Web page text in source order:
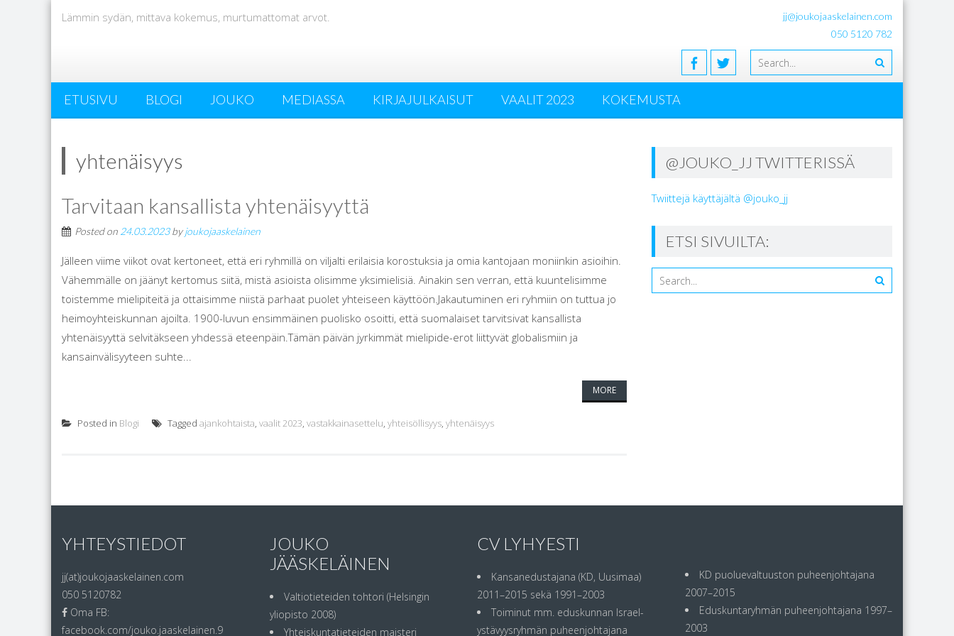
Lämmin sydän, mittava kokemus, murtumattomat arvot.
jj@joukojaaskelainen.com
050 5120 782
ETUSIVU BLOGI JOUKO MEDIASSA KIRJAJULKAISUT VAALIT 2023 KOKEMUSTA
yhtenäisyys
Tarvitaan kansallista yhtenäisyyttä
Posted on 24.03.2023byjoukojaaskelainen
Jälleen viime viikot ovat kertoneet, että eri ryhmillä on viljalti erilaisia korostuksia ja omia kantojaan moniinkin asioihin.
Vähemmälle on jäänyt kertomus siitä, mistä asioista olisimme yksimielisiä. Ainakin sen verran, että kuuntelisimme
toistemme mielipiteitä ja ottaisimme niistä parhaat puolet yhteiseen käyttöön.Jakautuminen eri ryhmiin on tuttua jo
heimoyhteiskunnan ajoilta. 1900-luvun ensimmäinen puolisko osoitti, että suomalaiset tarvitsivat kansallista
yhtenäisyyttä selvitäkseen yhdessä eteenpäin.Tämän päivän jyrkimmät mielipide-erot liittyvät globalismiin ja
kansainvälisyyteen suhte...
MORE
Posted in Blogi Tagged ajankohtaista, vaalit 2023, vastakkainasettelu, yhteisöllisyys, yhtenäisyys
@JOUKO_JJ TWITTERISSÄ
Twiittejä käyttäjältä @jouko_jj
ETSI SIVUILTA:
YHTEYSTIEDOT
jj(at)joukojaaskelainen.com
050 5120782
Oma FB:
facebook.com/jouko.jaaskelainen.9
JOUKO
JÄÄSKELÄINEN
Valtiotieteiden tohtori (Helsingin
yliopisto 2008)
Yhteiskuntatieteiden maisteri
CV LYHYESTI
Kansanedustajana (KD, Uusimaa)
2011–2015 sekä 1991–2003
Toiminut mm. eduskunnan Israel-
ystävyysryhmän puheenjohtajana
KD puoluevaltuuston puheenjohtajana
2007–2015
Eduskuntaryhmän puheenjohtajana 1997–
2003